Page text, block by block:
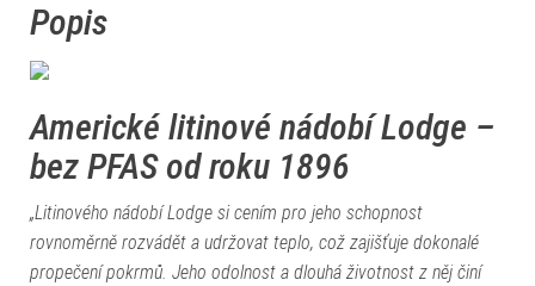
Popis
Americké litinové nádobí Lodge –
bez PFAS od roku 1896
„Litinového nádobí Lodge si cením pro jeho schopnost
rovnoměrně rozvádět a udržovat teplo, což zajišťuje dokonalé
propečení pokrmů. Jeho odolnost a dlouhá životnost z něj činí